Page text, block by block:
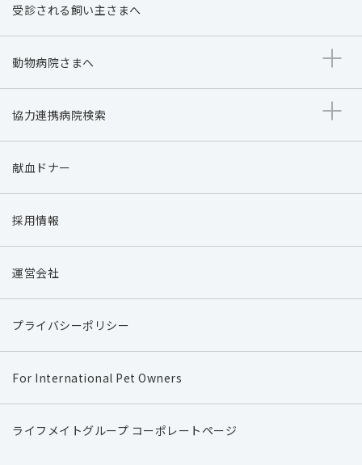
受診される飼い主さまへ
動物病院さまへ
協力連携病院検索
献血ドナー
採用情報
運営会社
プライバシーポリシー
For International Pet Owners
ライフメイトグループ コーポレートページ